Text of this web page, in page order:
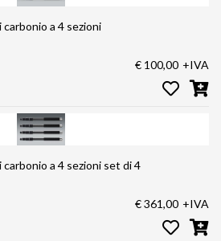
a 4 sezioni
€ 100,00 +IVA
a 4 sezioni set di 4
€ 361,00 +IVA